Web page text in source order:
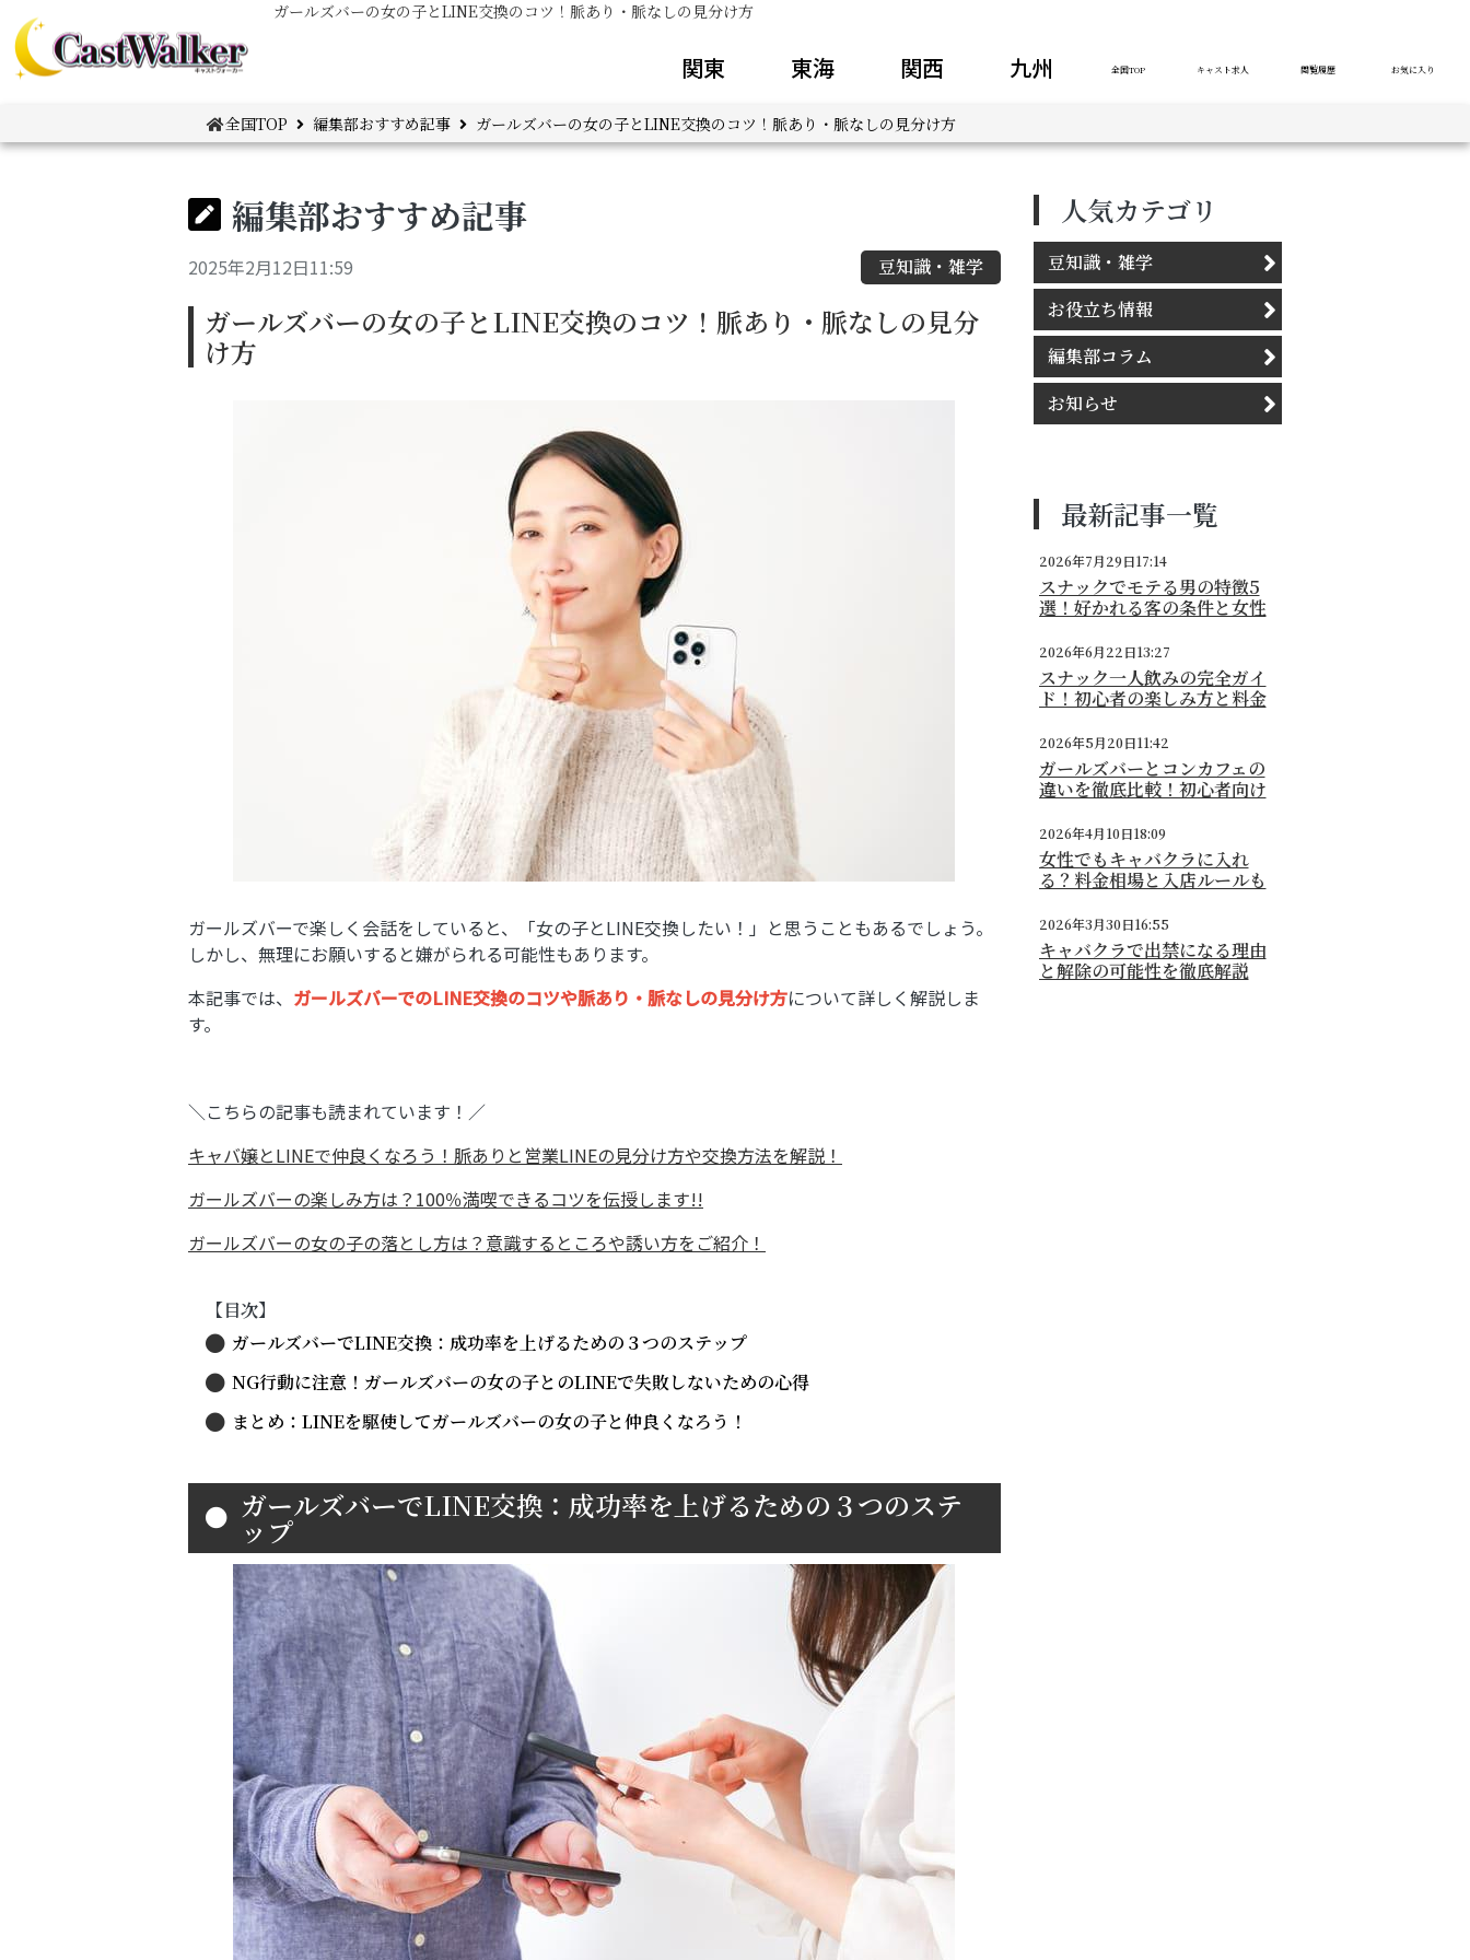
ガールズバーの女の子とLINE交換のコツ！脈あり・脈なしの見分け方
関東 東海 関西 九州 全国TOP キャスト求人 閲覧履歴 お気に入り
全国TOP 編集部おすすめ記事 ガールズバーの女の子とLINE交換のコツ！脈あり・脈なしの見分け方
編集部おすすめ記事
2025年2月12日11:59 豆知識・雑学
ガールズバーの女の子とLINE交換のコツ！脈あり・脈なしの見分
け方
ガールズバーで楽しく会話をしていると、「女の子とLINE交換したい！」と思うこともあるでしょう。
しかし、無理にお願いすると嫌がられる可能性もあります。
本記事では、 ガールズバーでのLINE交換のコツや脈あり・脈なしの見分け方について詳しく解説しま
す。
＼こちらの記事も読まれています！／
キャバ嬢とLINEで仲良くなろう！脈ありと営業LINEの見分け方や交換方法を解説！
ガールズバーの楽しみ方は？100％満喫できるコツを伝授します!!
ガールズバーの女の子の落とし方は？意識するところや誘い方をご紹介！
【目次】
ガールズバーでLINE交換：成功率を上げるための３つのステップ
NG行動に注意！ガールズバーの女の子とのLINEで失敗しないための心得
まとめ：LINEを駆使してガールズバーの女の子と仲良くなろう！
ガールズバーでLINE交換：成功率を上げるための３つのステ
ップ
人気カテゴリ
豆知識・雑学
お役立ち情報
編集部コラム
お知らせ
最新記事一覧
2026年7月29日17:14
スナックでモテる男の特徴5
選！好かれる客の条件と女性
2026年6月22日13:27
スナック一人飲みの完全ガイ
ド！初心者の楽しみ方と料金
2026年5月20日11:42
ガールズバーとコンカフェの
違いを徹底比較！初心者向け
2026年4月10日18:09
女性でもキャバクラに入れ
る？料金相場と入店ルールも
2026年3月30日16:55
キャバクラで出禁になる理由
と解除の可能性を徹底解説